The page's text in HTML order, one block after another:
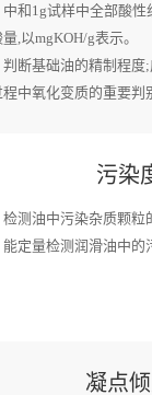
中和1g试样中全部酸性
,以mgKOH/g表示。
判断基础油的精制程度
中氧化变质的重要判
污染
检测油中污染杂质颗粒
能定量检测润滑油中的
凝点